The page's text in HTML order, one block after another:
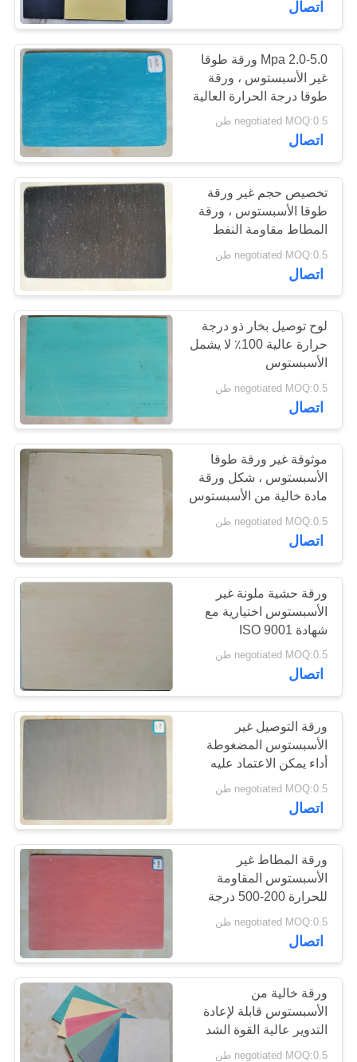
مرساة بطانة الفرامل
22
بطانة الفرامل غير
الاسبستوس
28
ورقة طوقا غير
الاسبستوس
30
بطانة مكابح منسوجة
11
اتصال
2.0-5.0 Mpa ورقة طوقا
غير الأسبستوس ، ورقة
طوقا درجة الحرارة العالية
negotiated MOQ:0.5 طن
اتصال
تخصيص حجم غير ورقة
طوقا الأسبستوس ، ورقة
المطاط مقاومة النفط
negotiated MOQ:0.5 طن
اتصال
لوح توصيل بخار ذو درجة
حرارة عالية 100٪ لا يشمل
الأسبستوس
negotiated MOQ:0.5 طن
اتصال
موثوقة غير ورقة طوقا
الأسبستوس ، شكل ورقة
مادة خالية من الأسبستوس
negotiated MOQ:0.5 طن
اتصال
ورقة حشية ملونة غير
الأسبستوس اختيارية مع
شهادة ISO 9001
negotiated MOQ:0.5 طن
اتصال
ورقة التوصيل غير
الأسبستوس المضغوطة
أداء يمكن الاعتماد عليه
negotiated MOQ:0.5 طن
اتصال
ورقة المطاط غير
الأسبستوس المقاومة
للحرارة 200-500 درجة
مئوية لظروف النفط
negotiated MOQ:0.5 طن
اتصال
ورقة خالية من
الأسبستوس قابلة لإعادة
التدوير عالية القوة الشد
الخدمة الطويلة في الحياة
negotiated MOQ:0.5 طن